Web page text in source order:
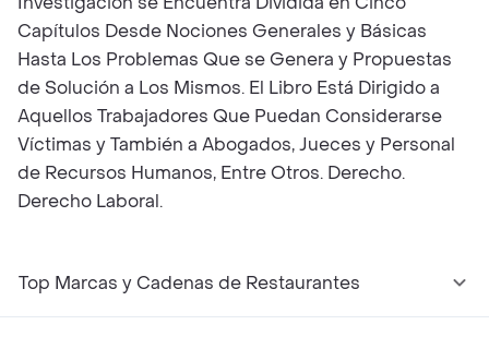
Capítulos Desde Nociones Generales y Básicas
Hasta Los Problemas Que se Genera y Propuestas
de Solución a Los Mismos. El Libro Está Dirigido a
Aquellos Trabajadores Que Puedan Considerarse
Víctimas y También a Abogados, Jueces y Personal
de Recursos Humanos, Entre Otros. Derecho.
Derecho Laboral.
Top Marcas y Cadenas de Restaurantes